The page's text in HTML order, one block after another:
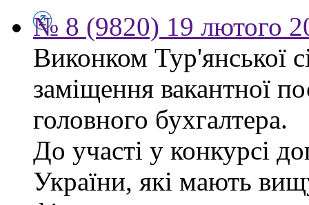
№ 8 (9820) 19 лютого
Виконком Тур'янської
заміщення вакантної
головного бухгалтера.
До участі у конкурсі
України, які мають